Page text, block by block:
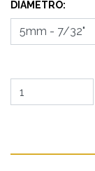
DIÁMETRO: